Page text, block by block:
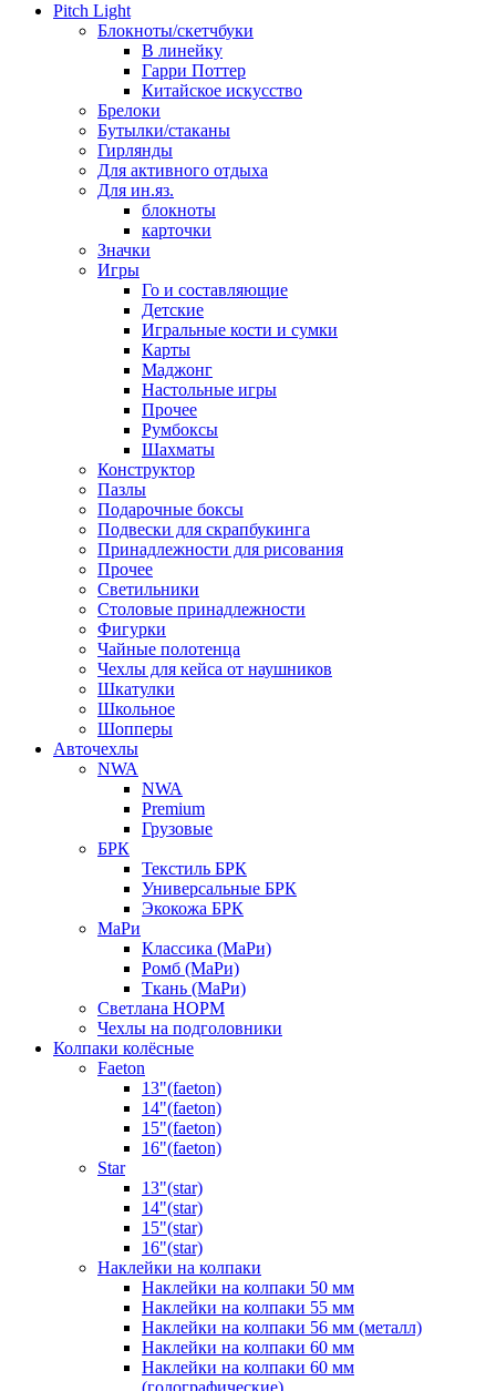
Pitch Light
Блокноты/скетчбуки
В линейку
Гарри Поттер
Китайское искусство
Брелоки
Бутылки/стаканы
Гирлянды
Для активного отдыха
Для ин.яз.
блокноты
карточки
Значки
Игры
Го и составляющие
Детские
Игральные кости и сумки
Карты
Маджонг
Настольные игры
Прочее
Румбоксы
Шахматы
Конструктор
Пазлы
Подарочные боксы
Подвески для скрапбукинга
Принадлежности для рисования
Прочее
Светильники
Столовые принадлежности
Фигурки
Чайные полотенца
Чехлы для кейса от наушников
Шкатулки
Школьное
Шопперы
Авточехлы
NWA
NWA
Premium
Грузовые
БРК
Текстиль БРК
Универсальные БРК
Экокожа БРК
МаРи
Классика (МаРи)
Ромб (МаРи)
Ткань (МаРи)
Светлана НОРМ
Чехлы на подголовники
Колпаки колёсные
Faeton
13"(faeton)
14"(faeton)
15"(faeton)
16"(faeton)
Star
13"(star)
14"(star)
15"(star)
16"(star)
Наклейки на колпаки
Наклейки на колпаки 50 мм
Наклейки на колпаки 55 мм
Наклейки на колпаки 56 мм (металл)
Наклейки на колпаки 60 мм
Наклейки на колпаки 60 мм
(голографические)